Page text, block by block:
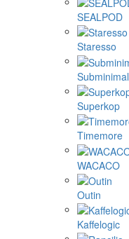
SEALPOD
Staresso
Subminimal
Superkop
Timemore
WACACO
Outin
Kaffelogic